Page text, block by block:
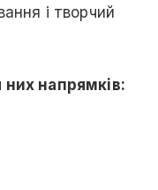
і творчий
напрямків: